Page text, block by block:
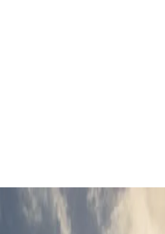
الهادئة واللقاءات الفنية الآسرة.